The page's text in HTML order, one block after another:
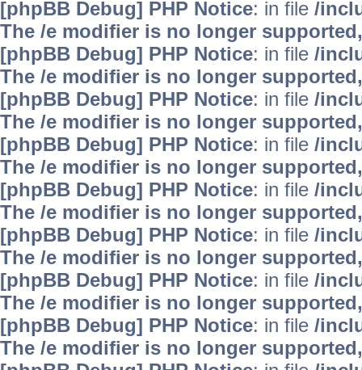
[phpBB Debug] PHP Notice: in file /
The /e modifier is no longer
[phpBB Debug] PHP Notice: in file /
The /e modifier is no longer
[phpBB Debug] PHP Notice: in file /
The /e modifier is no longer
[phpBB Debug] PHP Notice: in file /
The /e modifier is no longer
[phpBB Debug] PHP Notice: in file /
The /e modifier is no longer
[phpBB Debug] PHP Notice: in file /
The /e modifier is no longer
[phpBB Debug] PHP Notice: in file /
The /e modifier is no longer
[phpBB Debug] PHP Notice: in file /
The /e modifier is no longer